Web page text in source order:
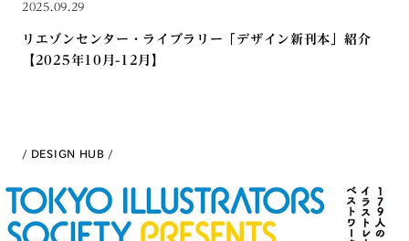
2025.09.29
リエゾンセンター・ライブラリー「デザイン新刊本」紹介
【2025年10月-12月】
DESIGN HUB